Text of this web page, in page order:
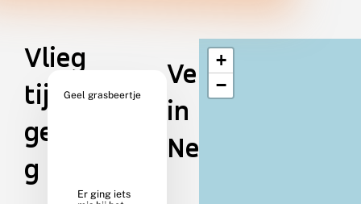
Vlieg
tijd &
gedra
g
Geel grasbeertje
Verspreiding
in
Nederland
+
−